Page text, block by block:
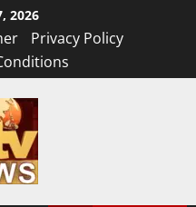
2026
Privacy Policy